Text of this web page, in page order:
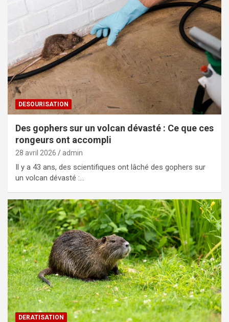
DESOURISATION
Des gophers sur un volcan dévasté : Ce que ces
rongeurs ont accompli
28 avril 2026 admin
Il y a 43 ans, des scientifiques ont lâché des gophers sur
un volcan dévasté :…
DERATISATION